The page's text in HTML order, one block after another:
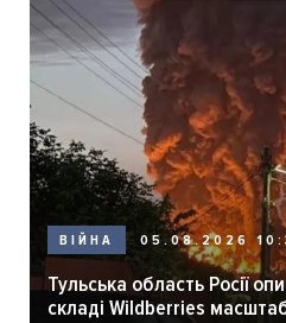
ВІЙНА 05.08.2026
Тульська область Росії
складі Wildberries